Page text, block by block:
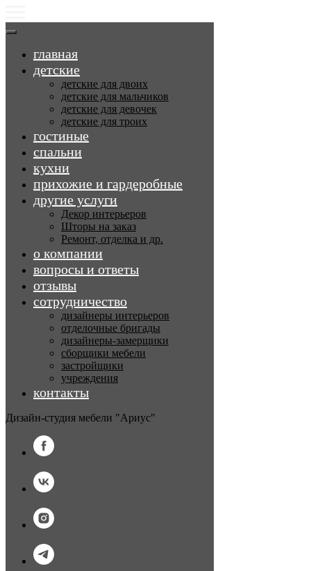
главная
детские
детские для двоих
детские для мальчиков
детские для девочек
детские для троих
гостиные
спальни
кухни
прихожие и гардеробные
другие услуги
Декор интерьеров
Шторы на заказ
Ремонт, отделка и др.
о компании
вопросы и ответы
отзывы
сотрудничество
дизайнеры интерьеров
отделочные бригады
дизайнеры-замерщики
сборщики мебели
застройщики
учреждения
контакты
Дизайн-студия мебели "Ариус"